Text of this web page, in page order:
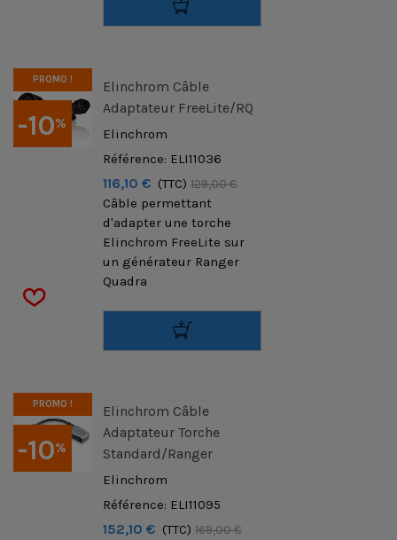
-10%
PROMO !
Elinchrom Câble
Adaptateur FreeLite/RQ
Elinchrom
Référence: ELI11036
116,10 € (TTC) 129,00 €
Câble permettant
d'adapter une torche
Elinchrom FreeLite sur
un générateur Ranger
Quadra
-10%
PROMO !
Elinchrom Câble
Adaptateur Torche
Standard/Ranger
Elinchrom
Référence: ELI11095
152,10 € (TTC) 169,00 €